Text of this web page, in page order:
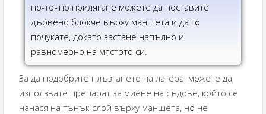
по-точно прилягане можете да поставите
дървено блокче върху маншета и да го
почукате, докато застане напълно и
равномерно на мястото си.
За да подобрите плъзгането на лагера, можете да
използвате препарат за миене на съдове, който се
нанася на тънък слой върху маншета, но не